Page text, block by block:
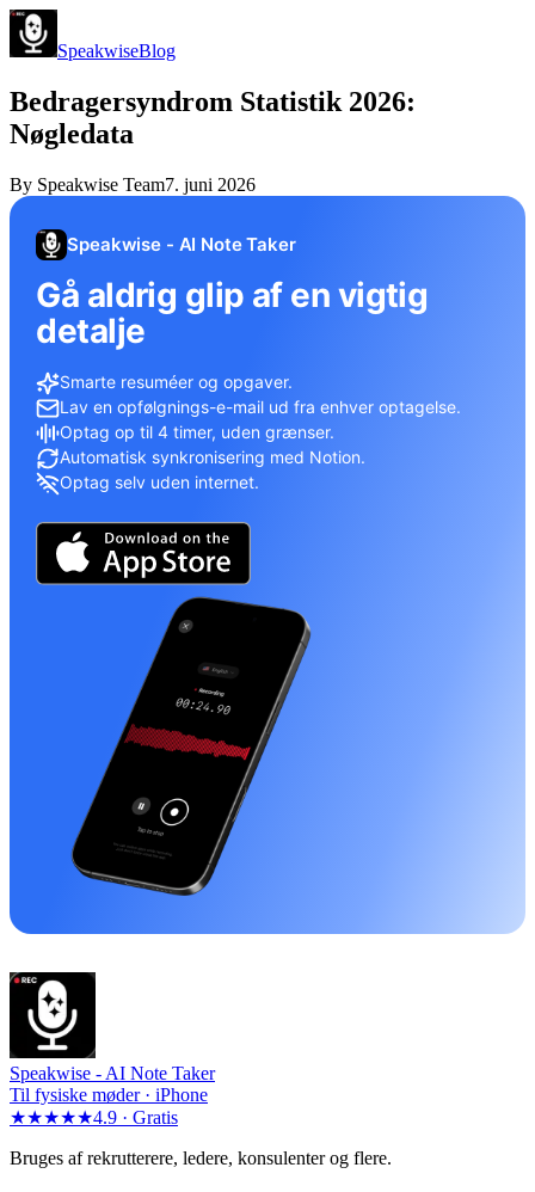
SpeakwiseBlog
Bedragersyndrom Statistik 2026:
Nøgledata
By Speakwise Team7. juni 2026
Speakwise - AI Note Taker
Gå aldrig glip af en vigtig
detalje
Smarte resuméer og opgaver.
Lav en opfølgnings-e-mail ud fra enhver optagelse.
Optag op til 4 timer, uden grænser.
Automatisk synkronisering med Notion.
Optag selv uden internet.
Speakwise - AI Note Taker
Til fysiske møder · iPhone
★★★★★4.9 · Gratis
Bruges af rekrutterere, ledere, konsulenter og flere.